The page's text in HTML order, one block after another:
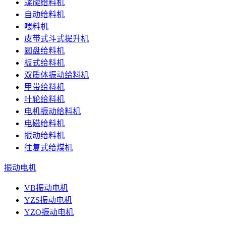
螺旋给料机
自动给料机
喂料机
皮带式斗式提升机
圆盘给料机
板式给料机
双质体振动给料机
甲带给料机
叶轮给料机
电机振动给料机
电磁给料机
振动给料机
往复式给煤机
振动电机
VB振动电机
YZS振动电机
YZO振动电机